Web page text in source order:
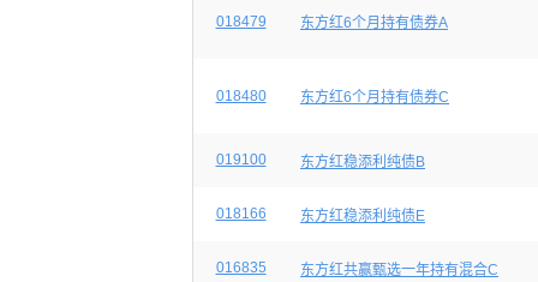
018479 东方红6个月持有债券A
018480 东方红6个月持有债券C
019100 东方红稳添利纯债B
018166 东方红稳添利纯债E
016835 东方红共赢甄选一年持有混合C